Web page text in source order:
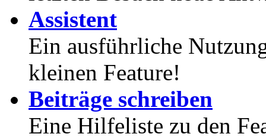
Assistent
Ein ausführliche
kleinen Feature!
Beiträge schreiben
Eine Hilfeliste zu den